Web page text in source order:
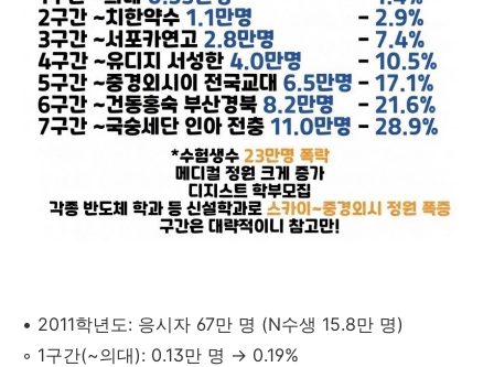
• 2011학년도: 응시자 67만 명 (N수생 15.8만 명)
◦ 1구간(~의대): 0.13만 명 → 0.19%